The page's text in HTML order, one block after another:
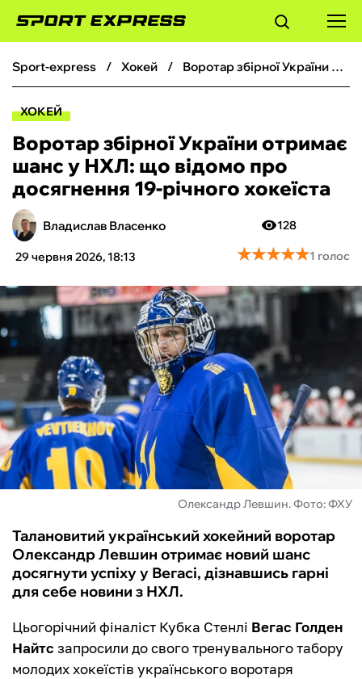
ФУТБОЛ
БОКС
ХОКЕЙ
ТЕНІС
КІБЕРСПОРТ
ЧС-2026
ФУТЗАЛ
ІНШІ
БУКМЕКЕРИ
sport-express хокей Воротар збірної України отримає шанс у НХЛ: що відомо про досягнення 19-річного хокеїста
ХОКЕЙ
Воротар збірної України отримає
шанс у НХЛ: що відомо про
досягнення 19-річного хокеїста
Владислав Власенко
29 червня 2026, 18:13
128
★★★★★
★★★★★1 голос
Олександр Левшин. Фото: ФХУ
Талановитий український хокейний воротар
Олександр Левшин отримає новий шанс
досягнути успіху у Вегасі, дізнавшись гарні
для себе новини з НХЛ.
Цьогорічний фіналіст Кубка Стенлі Вегас Голден
Найтс запросили до свого тренувального табору
молодих хокеїстів українського воротаря